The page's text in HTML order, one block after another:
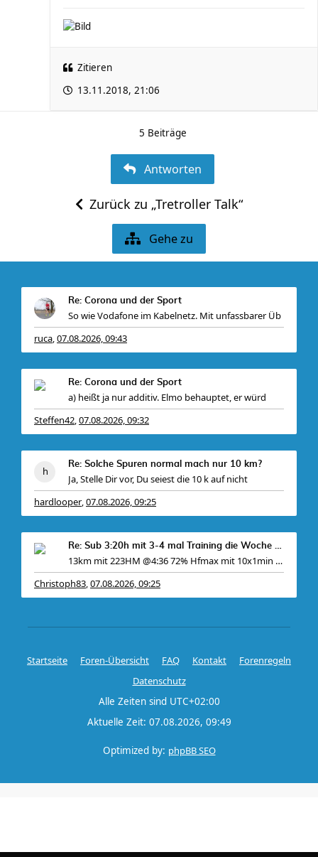
Zitieren
13.11.2018, 21:06
5 Beiträge
Antworten
Zurück zu „Tretroller Talk“
Gehe zu
Re: Corona und der Sport
So wie Vodafone im Kabelnetz. Mit unfassbarer Üb
ruca,07.08.2026, 09:43
Re: Corona und der Sport
a) heißt ja nur additiv. Elmo behauptet, er würd
Steffen42,07.08.2026, 09:32
Re: Solche Spuren normal mach nur 10 km?
Ja, Stelle Dir vor, Du seiest die 10 k auf nicht
hardlooper,07.08.2026, 09:25
Re: Sub 3:20h mit 3-4 mal Training die Woche machb
13km mit 223HM @4:36 72% Hfmax mit 10x1min @3:31
Christoph83,07.08.2026, 09:25
Startseite Foren-Übersicht FAQ Kontakt
Forenregeln
Datenschutz
Alle Zeiten sind UTC+02:00
Aktuelle Zeit: 07.08.2026, 09:49
Optimized by: phpBB SEO